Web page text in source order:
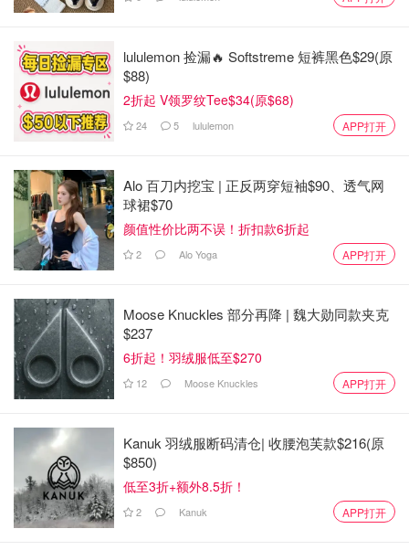
lululemon 捡漏🔥 Softstreme 短裤黑色$29(原
$88)
2折起 V领罗纹Tee$34(原$68)
24 5 lululemon APP打开
Alo 百刀内挖宝 | 正反两穿短袖$90、透气网
球裙$70
颜值性价比两不误！折扣款6折起
2 Alo Yoga APP打开
Moose Knuckles 部分再降 | 魏大勋同款夹克
$237
6折起！羽绒服低至$270
12 Moose Knuckles APP打开
Kanuk 羽绒服断码清仓| 收腰泡芙款$216(原
$850)
低至3折+额外8.5折！
2 Kanuk APP打开